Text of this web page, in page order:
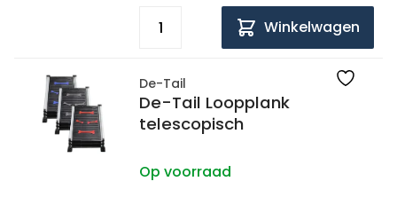
Winkelwagen
De-Tail
De-Tail Loopplank
telescopisch
Op voorraad